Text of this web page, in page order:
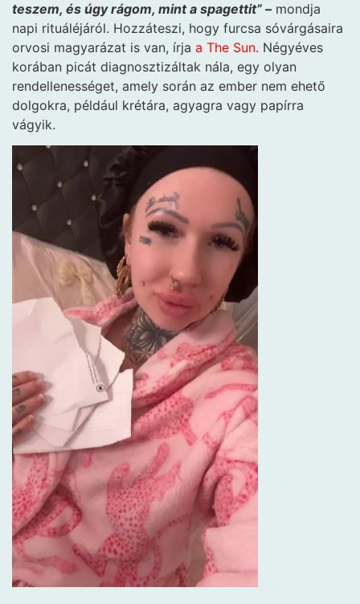
teszem, és úgy rágom, mint a spagettit” – mondja
napi rituáléjáról. Hozzáteszi, hogy furcsa sóvárgásaira
orvosi magyarázat is van, írja a The Sun. Négyéves
korában picát diagnosztizáltak nála, egy olyan
rendellenességet, amely során az ember nem ehető
dolgokra, például krétára, agyagra vagy papírra
vágyik.